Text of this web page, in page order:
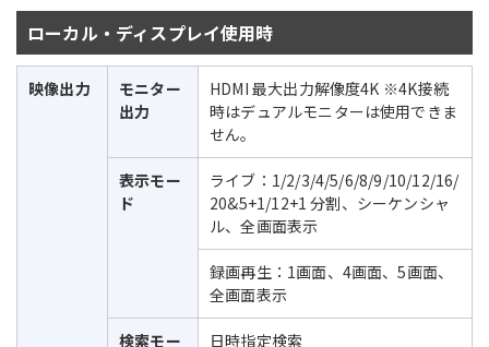
ローカル・ディスプレイ使用時
映像出力
モニター
出力
HDMI 最大出力解像度4K ※4K接続
時はデュアルモニターは使用できま
せん。
表示モー
ド
ライブ：1/2/3/4/5/6/8/9/10/12/16/
20&5+1/12+1 分割、シーケンシャ
ル、全画面表示
録画再生：1画面、4画面、5画面、
全画面表示
検索モー
日時指定検索